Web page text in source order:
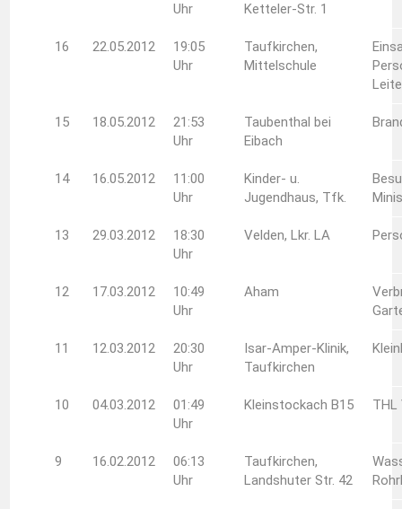
Uhr
Ketteler-Str. 1
16 22.05.2012
19:05
Uhr
Taufkirchen,
Mittelschule
15 18.05.2012
21:53
Uhr
Taubenthal bei
Eibach
14 16.05.2012
11:00
Uhr
Kinder- u.
Jugendhaus, Tfk.
13 29.03.2012
18:30
Uhr
Velden, Lkr. LA
12 17.03.2012
10:49
Uhr
Aham
11 12.03.2012
20:30
Uhr
Isar-Amper-Klinik,
Taufkirchen
10 04.03.2012
01:49
Uhr
Kleinstockach B15 THL
9 16.02.2012
06:13
Uhr
Taufkirchen,
Landshuter Str. 42